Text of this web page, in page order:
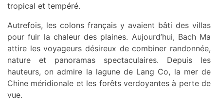
tropical et tempéré.
Autrefois, les colons français y avaient bâti des villas
pour fuir la chaleur des plaines. Aujourd’hui, Bach Ma
attire les voyageurs désireux de combiner randonnée,
nature et panoramas spectaculaires. Depuis les
hauteurs, on admire la lagune de Lang Co, la mer de
Chine méridionale et les forêts verdoyantes à perte de
vue.